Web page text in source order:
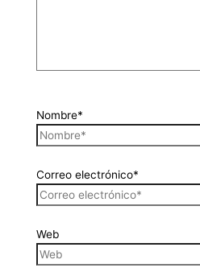
Nombre*
Correo electrónico*
Web